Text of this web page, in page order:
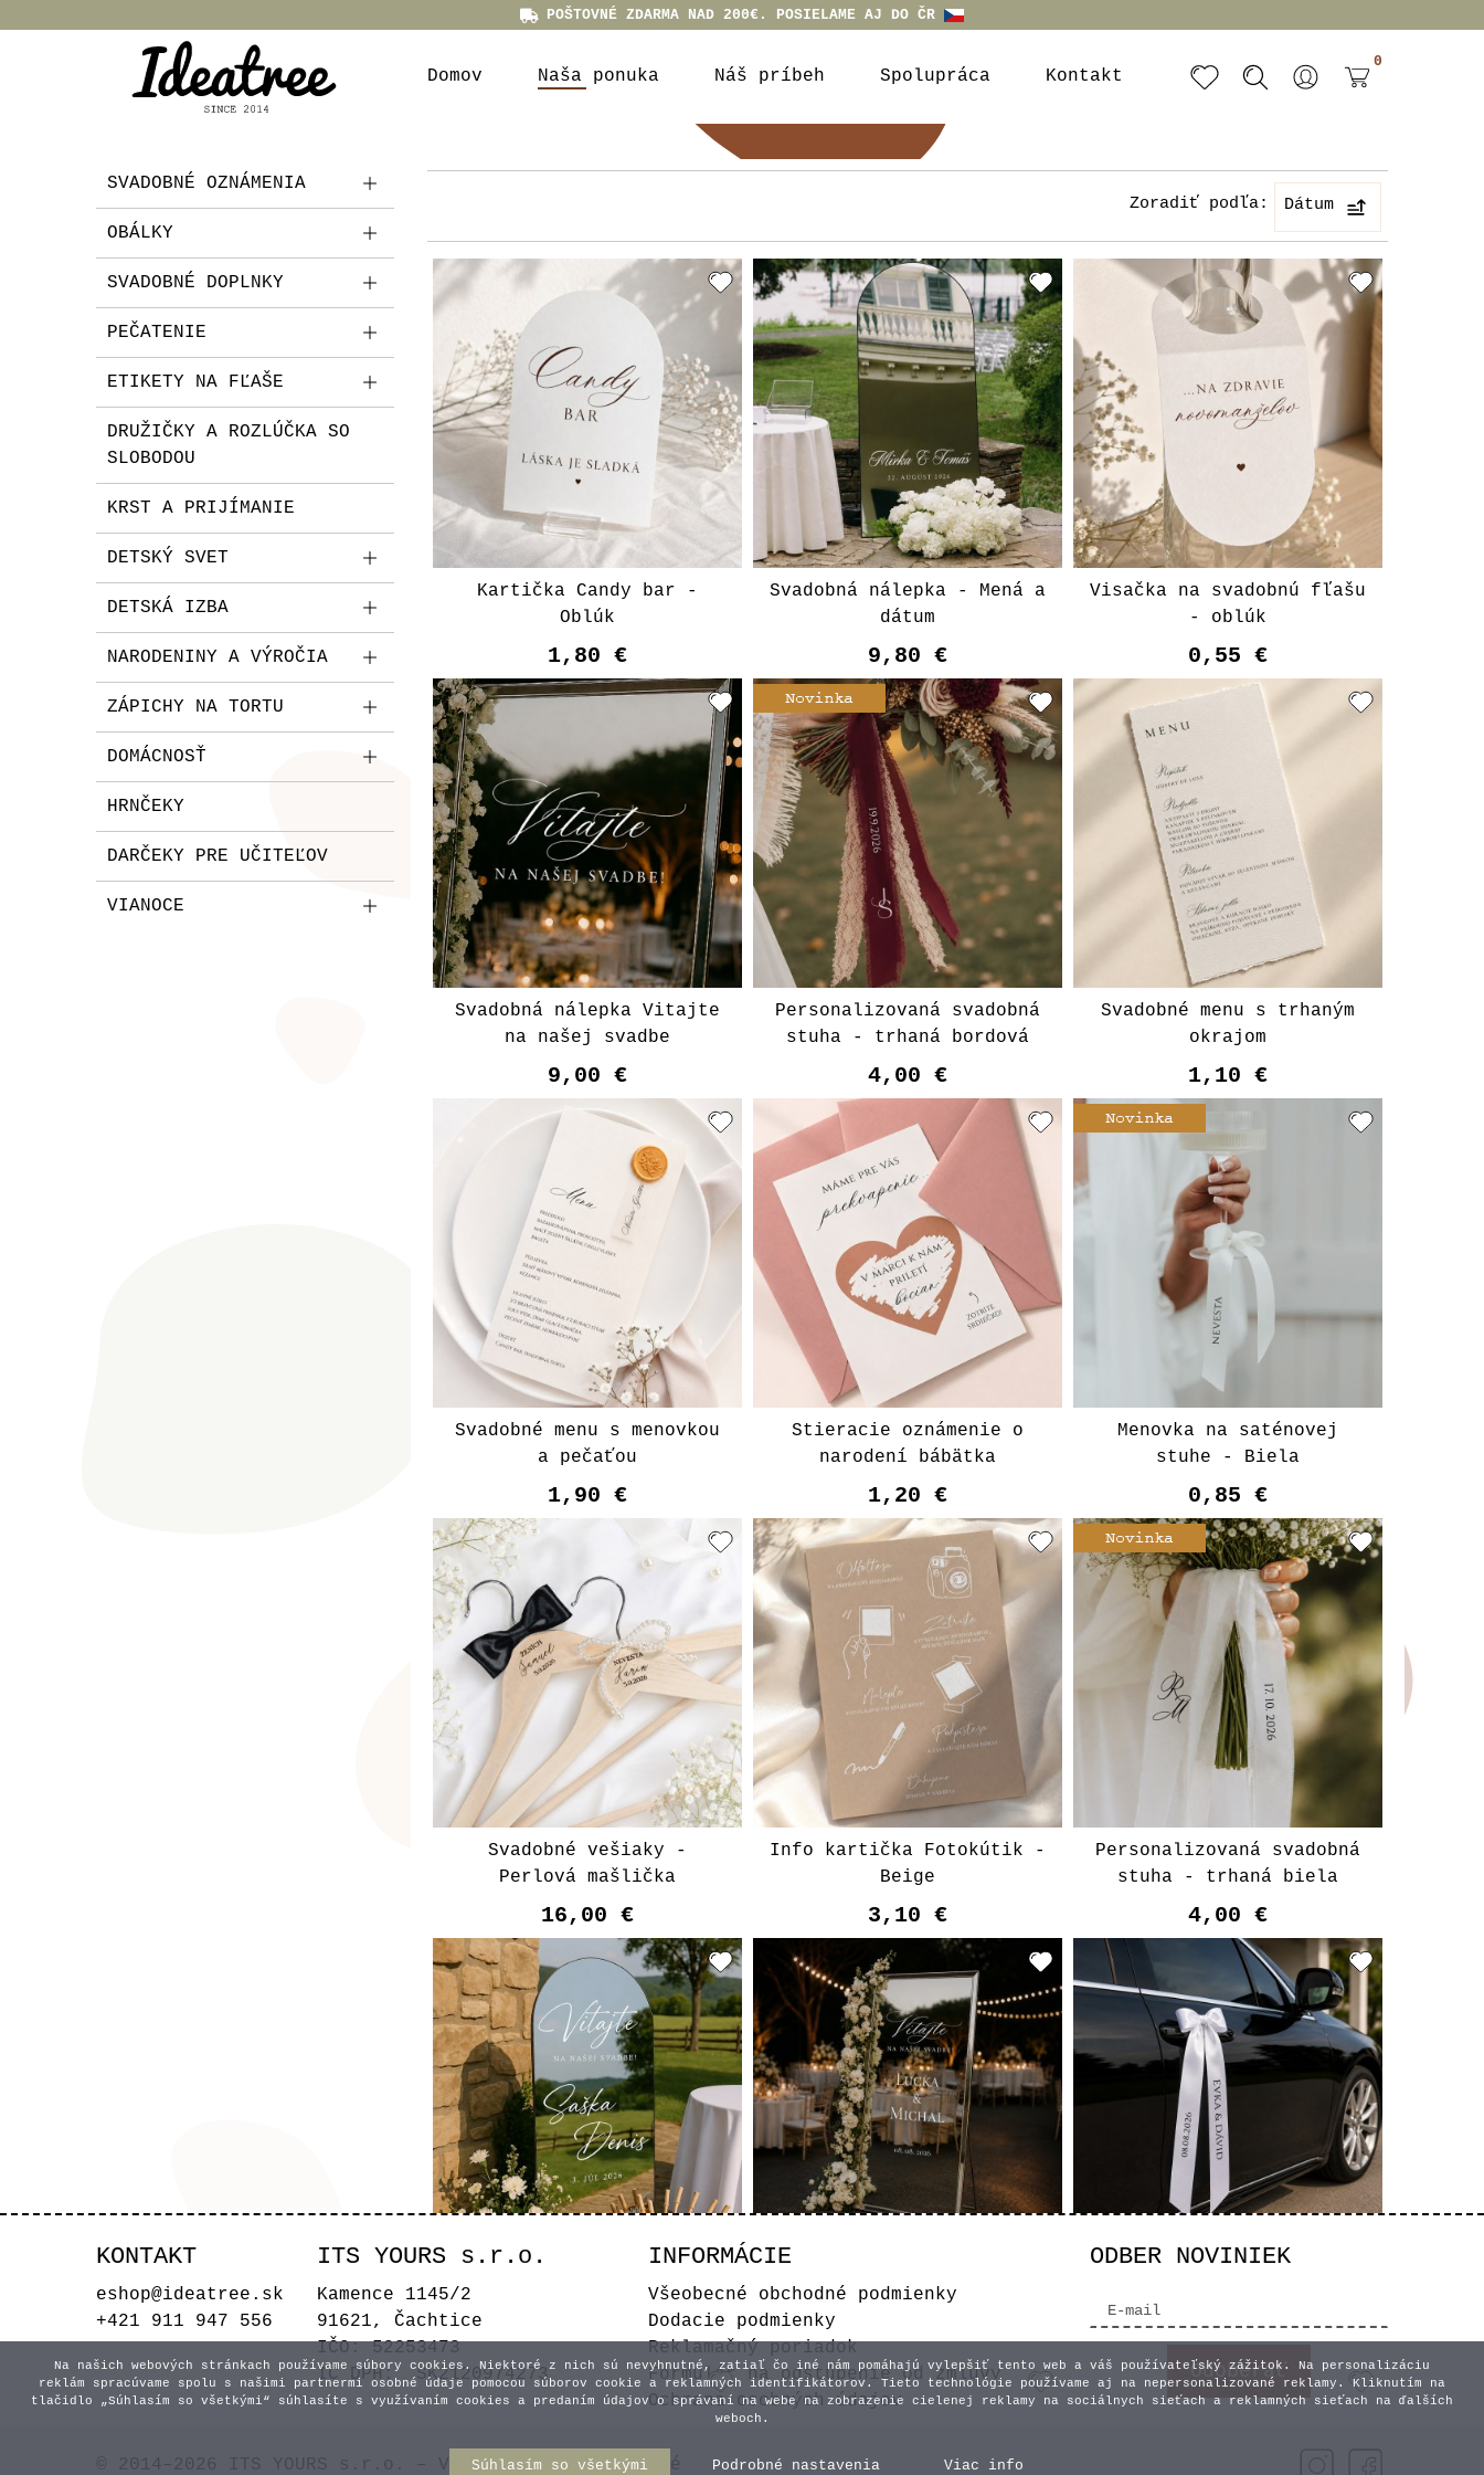
POŠTOVNÉ ZDARMA NAD 200€. POSIELAME AJ DO ČR
Domov Naša ponuka Náš príbeh Spolupráca Kontakt
0
SVADOBNÉ OZNÁMENIA
OBÁLKY
SVADOBNÉ DOPLNKY
PEČATENIE
ETIKETY NA FĽAŠE
DRUŽIČKY A ROZLÚČKA SO
SLOBODOU
KRST A PRIJÍMANIE
DETSKÝ SVET
DETSKÁ IZBA
NARODENINY A VÝROČIA
ZÁPICHY NA TORTU
DOMÁCNOSŤ
HRNČEKY
DARČEKY PRE UČITEĽOV
VIANOCE
Zoradiť podľa: Dátum
Kartička Candy bar -
Oblúk
1,80 €
Vyberte variant
Svadobná nálepka - Mená a
dátum
9,80 €
Vyberte variant
Visačka na svadobnú fľašu
- oblúk
0,55 €
Svadobná nálepka Vitajte
na našej svadbe
9,00 €
Vyberte variant
Personalizovaná svadobná
stuha - trhaná bordová
4,00 €
Vyberte variant
Svadobné menu s trhaným
okrajom
1,10 €
Svadobné menu s menovkou
a pečaťou
1,90 €
Stieracie oznámenie o
narodení bábätka
1,20 €
Menovka na saténovej
stuhe - Biela
0,85 €
Svadobné vešiaky -
Perlová mašlička
16,00 €
Info kartička Fotokútik -
Beige
3,10 €
Vyberte variant
Personalizovaná svadobná
stuha - trhaná biela
4,00 €
Vyberte variant
Uvítacia svadobná nálepka
15,00 €
Vyberte variant
1
15,00 €
Vyberte variant
4,10 €
Vyberte variant
KONTAKT
eshop@ideatree.sk
+421 911 947 556
ITS YOURS s.r.o.
Kamence 1145/2
91621, Čachtice
IČO: 52253473
IČ DPH: SK2120974273
INFORMÁCIE
Všeobecné obchodné podmienky
Dodacie podmienky
Reklamačný poriadok
Formulár na odstúpenie od zmluvy
Ochrana osobných údajov
ODBER NOVINIEK
© 2014–2026 ITS YOURS s.r.o. – Všetky práva vyhradené
Na našich webových stránkach používame súbory cookies. Niektoré z nich sú nevyhnutné, zatiaľ čo iné nám pomáhajú vylepšiť tento web a váš používateľský zážitok. Na personalizáciu
reklám spracúvame spolu s našimi partnermi osobné údaje pomocou súborov cookie a reklamných identifikátorov. Tieto technológie používame aj na nepersonalizované reklamy. Kliknutím na
tlačidlo „Súhlasím so všetkými“ súhlasíte s využívaním cookies a predaním údajov o správaní na webe na zobrazenie cielenej reklamy na sociálnych sieťach a reklamných sieťach na ďalších
weboch.
Súhlasím so všetkými Podrobné nastavenia Viac info